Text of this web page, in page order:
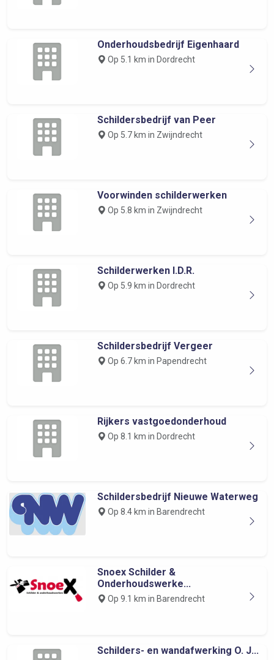
Onderhoudsbedrijf Eigenhaard
Op 5.1 km in Dordrecht
Schildersbedrijf van Peer
Op 5.7 km in Zwijndrecht
Voorwinden schilderwerken
Op 5.8 km in Zwijndrecht
Schilderwerken I.D.R.
Op 5.9 km in Dordrecht
Schildersbedrijf Vergeer
Op 6.7 km in Papendrecht
Rijkers vastgoedonderhoud
Op 8.1 km in Dordrecht
Schildersbedrijf Nieuwe Waterweg
Op 8.4 km in Barendrecht
Snoex Schilder &
Onderhoudswerke...
Op 9.1 km in Barendrecht
Schilders- en wandafwerking O. J...